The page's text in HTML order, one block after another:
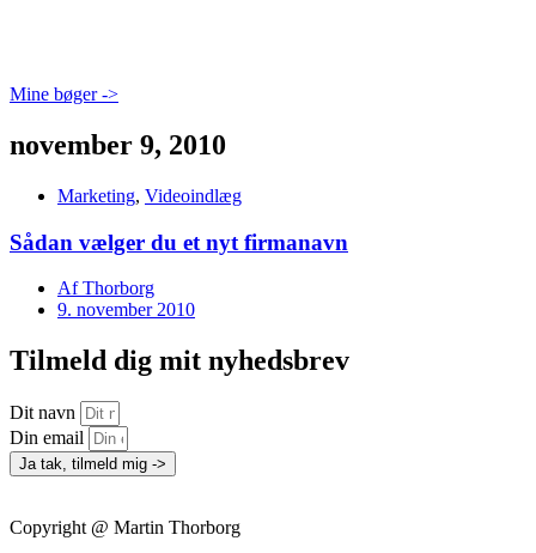
Mine bøger ->
november 9, 2010
Marketing, Videoindlæg
Sådan vælger du et nyt firmanavn
AfThorborg
9. november 2010
Tilmeld dig mit nyhedsbrev
Dit navn
Din email
Ja tak, tilmeld mig ->
Copyright @ Martin Thorborg